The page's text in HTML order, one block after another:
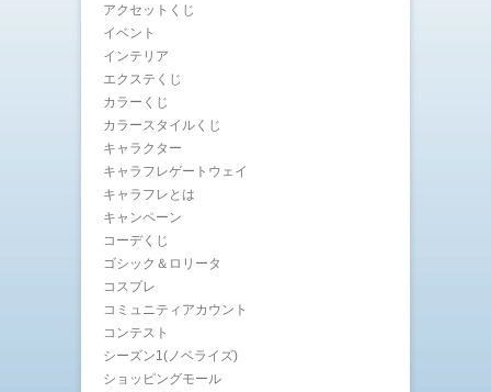
アクセットくじ
イベント
インテリア
エクステくじ
カラーくじ
カラースタイルくじ
キャラクター
キャラフレゲートウェイ
キャラフレとは
キャンペーン
コーデくじ
ゴシック＆ロリータ
コスプレ
コミュニティアカウント
コンテスト
シーズン1(ノベライズ)
ショッピングモール